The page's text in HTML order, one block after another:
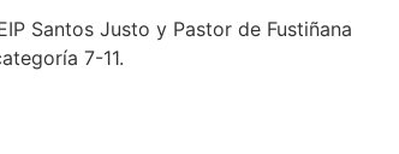
Santos Justo y Pastor de Fustiñana
7-11.